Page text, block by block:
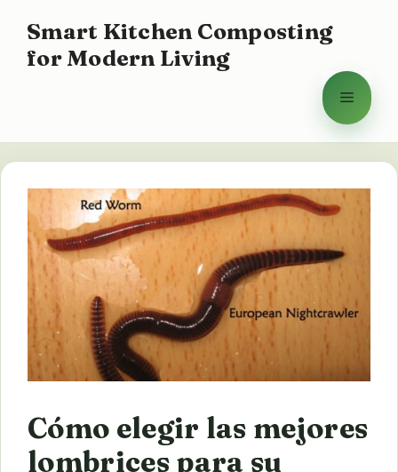
contenido
Smart Kitchen Composting
for Modern Living
Menú
Cómo elegir las mejores
lombrices para su